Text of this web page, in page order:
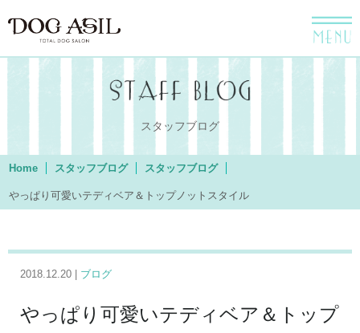
menu
スタッフブログ
Home スタッフブログ スタッフブログ
やっぱり可愛いテディベア＆トップノットスタイル
2018.12.20 | ブログ
やっぱり可愛いテディベア＆トップ